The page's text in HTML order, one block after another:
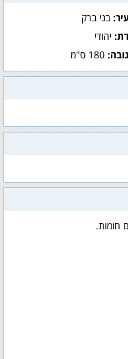
בני ברק
יהודי
גובה:180 ס"מ
חומות.